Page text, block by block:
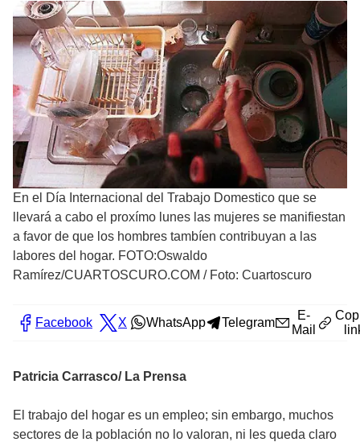
En el Día Internacional del Trabajo Domestico que se
llevará a cabo el proxímo lunes las mujeres se manifiestan
a favor de que los hombres tambíen contribuyan a las
labores del hogar. FOTO:Oswaldo
Ramírez/CUARTOSCURO.COM / Foto: Cuartoscuro
Facebook X WhatsApp Telegram
E-
Mail
Patricia Carrasco/ La Prensa
El trabajo del hogar es un empleo; sin embargo, muchos
sectores de la población no lo valoran, ni les queda claro